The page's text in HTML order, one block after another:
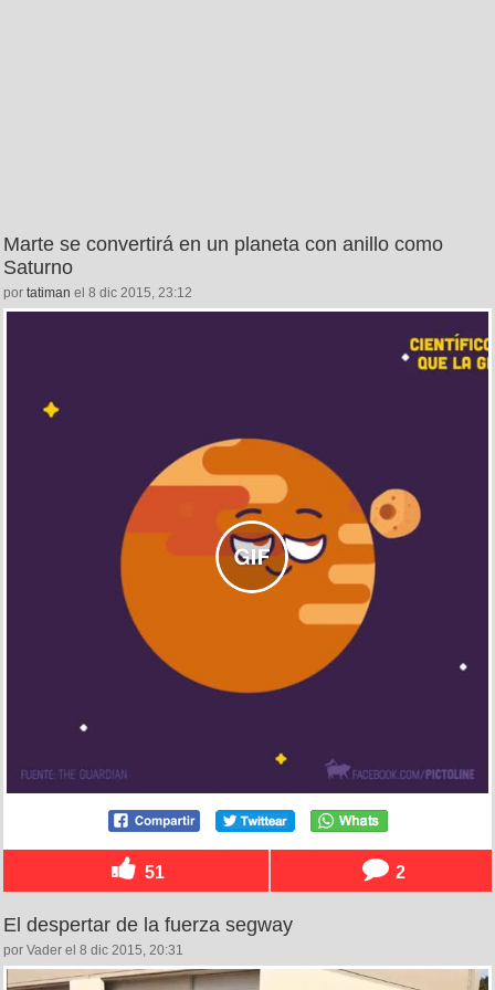
Marte se convertirá en un planeta con anillo como
Saturno
por tatiman el 8 dic 2015, 23:12
51 2
El despertar de la fuerza segway
por Vader el 8 dic 2015, 20:31